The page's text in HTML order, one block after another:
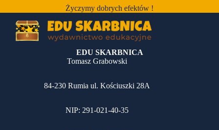
Życzymy dobrych efektów !
EDU SKARBNICA
Tomasz Grabowski
84-230 Rumia ul. Kościuszki 28A
NIP: 291-021-40-35